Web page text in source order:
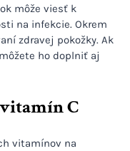
môže viesť k
na infekcie. Okrem
zdravej pokožky. Ak
ho doplniť aj
C
vitamínov na